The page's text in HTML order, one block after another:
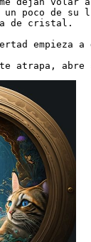
un poco de su
de cristal.
empieza
atrapa, abre